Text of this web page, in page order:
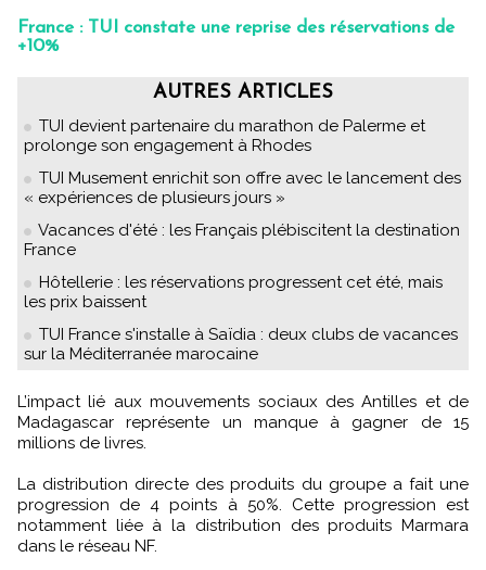
France : TUI constate une reprise des réservations de
+10%
AUTRES ARTICLES
TUI devient partenaire du marathon de Palerme et
prolonge son engagement à Rhodes
TUI Musement enrichit son offre avec le lancement des
« expériences de plusieurs jours »
Vacances d'été : les Français plébiscitent la destination
France
Hôtellerie : les réservations progressent cet été, mais
les prix baissent
TUI France s'installe à Saïdia : deux clubs de vacances
sur la Méditerranée marocaine
L’impact lié aux mouvements sociaux des Antilles et de
Madagascar représente un manque à gagner de 15
millions de livres.
La distribution directe des produits du groupe a fait une
progression de 4 points à 50%. Cette progression est
notamment liée à la distribution des produits Marmara
dans le réseau NF.